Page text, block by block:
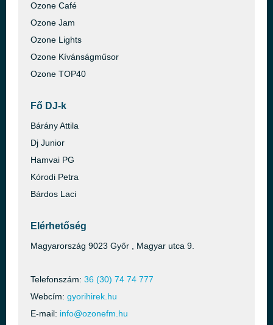
Ozone Café
Ozone Jam
Ozone Lights
Ozone Kívánságműsor
Ozone TOP40
Fő DJ-k
Bárány Attila
Dj Junior
Hamvai PG
Kórodi Petra
Bárdos Laci
Elérhetőség
Magyarország 9023 Győr , Magyar utca 9.
Telefonszám: 36 (30) 74 74 777
Webcím: gyorihirek.hu
E-mail: info@ozonefm.hu